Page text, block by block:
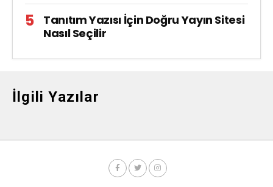
Tanıtım Yazısı İçin Doğru Yayın Sitesi
Nasıl Seçilir
İlgili Yazılar